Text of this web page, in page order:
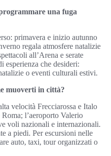
una fuga
primavera e inizio autunno
regala atmosfere natalizie
all’Arena e serate
esperienza che desideri:
o eventi culturali estivi.
muoverti in città?
velocità Frecciarossa e Italo
l’aeroporto Valerio
voli nazionali e internazionali.
a piedi. Per escursioni nelle
auto, taxi, tour organizzati o